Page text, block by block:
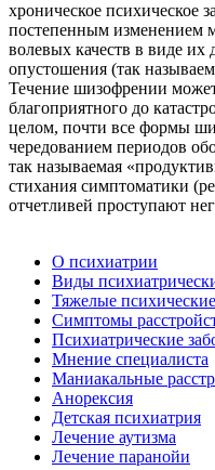
хроническое психическое
постепенным изменением
волевых качеств в виде их
опустошения (так
Течение шизофрении
благоприятного до
целом, почти все формы
чередованием периодов
так называемая
стихания симптоматики
отчетливей проступают
О психиатрии
Виды
Тяжелые
Симптомы
Психиатрические
Мнение специалиста
Маниакальные
Анорексия
Детская психиатрия
Лечение аутизма
Лечение паранойи